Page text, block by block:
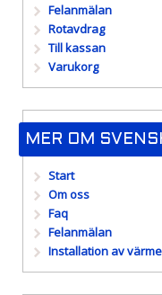
Felanmälan
Rotavdrag
Till kassan
Varukorg
MER OM
Start
Om oss
Faq
Felanmälan
Installation av